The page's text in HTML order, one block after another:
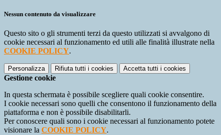
Nessun contenuto da visualizzare
Questo sito o gli strumenti terzi da questo utilizzati si avvalgono di
cookie necessari al funzionamento ed utili alle finalità illustrate nella
COOKIE POLICY.
Personalizza Rifiuta tutti i cookies Accetta tutti i cookies
Gestione cookie
In questa schermata è possibile scegliere quali cookie consentire.
I cookie necessari sono quelli che consentono il funzionamento della
piattaforma e non è possibile disabilitarli.
Per conoscere quali sono i cookie necessari al funzionamento potete
visionare la COOKIE POLICY.